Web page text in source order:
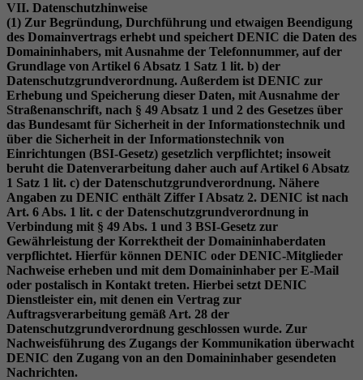
VII. Datenschutzhinweise
(1) Zur Begründung, Durchführung und etwaigen Beendigung
des Domainvertrags erhebt und speichert DENIC die Daten des
Domaininhabers, mit Ausnahme der Telefonnummer, auf der
Grundlage von Artikel 6 Absatz 1 Satz 1 lit. b) der
Datenschutzgrundverordnung. Außerdem ist DENIC zur
Erhebung und Speicherung dieser Daten, mit Ausnahme der
Straßenanschrift, nach § 49 Absatz 1 und 2 des Gesetzes über
das Bundesamt für Sicherheit in der Informationstechnik und
über die Sicherheit in der Informationstechnik von
Einrichtungen (BSI-Gesetz) gesetzlich verpflichtet; insoweit
beruht die Datenverarbeitung daher auch auf Artikel 6 Absatz
1 Satz 1 lit. c) der Datenschutzgrundverordnung. Nähere
Angaben zu DENIC enthält Ziffer I Absatz 2. DENIC ist nach
Art. 6 Abs. 1 lit. c der Datenschutzgrundverordnung in
Verbindung mit § 49 Abs. 1 und 3 BSI-Gesetz zur
Gewährleistung der Korrektheit der Domaininhaberdaten
verpflichtet. Hierfür können DENIC oder DENIC-Mitglieder
Nachweise erheben und mit dem Domaininhaber per E-Mail
oder postalisch in Kontakt treten. Hierbei setzt DENIC
Dienstleister ein, mit denen ein Vertrag zur
Auftragsverarbeitung gemäß Art. 28 der
Datenschutzgrundverordnung geschlossen wurde. Zur
Nachweisführung des Zugangs der Kommunikation überwacht
DENIC den Zugang von an den Domaininhaber gesendeten
Nachrichten.